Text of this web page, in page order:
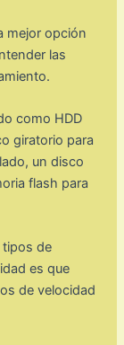
mejor opción
las
como HDD
giratorio para
un disco
flash para
tipos de
es que
de velocidad